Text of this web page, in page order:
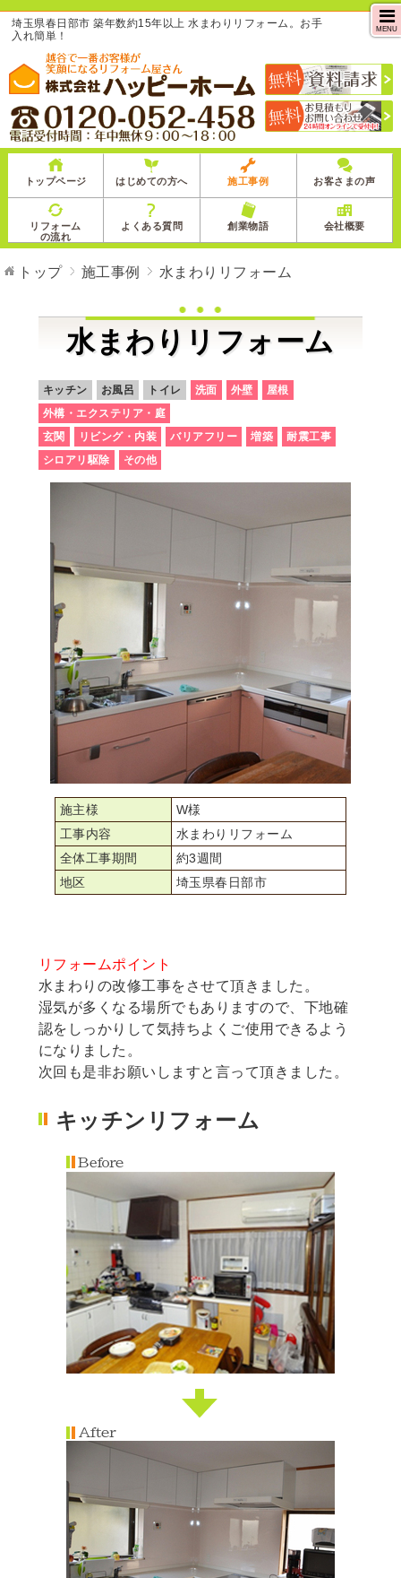
埼玉県春日部市 築年数約15年以上 水まわりリフォーム。お手
入れ簡単！
MENU
トップページ はじめての方へ 施工事例 お客さまの声
リフォーム
の流れ
よくある質問 創業物語 会社概要
トップ 施工事例 水まわりリフォーム
水まわりリフォーム
キッチン お風呂 トイレ 洗面 外壁
屋根
外構・エクステリア・庭
玄関
リビング・内装 バリアフリー 増築
耐震工事
シロアリ駆除
その他
施主様
W様
工事内容
水まわりリフォーム
全体工事期間
約3週間
地区
埼玉県春日部市
リフォームポイント
水まわりの改修工事をさせて頂きました。
湿気が多くなる場所でもありますので、下地確
認をしっかりして気持ちよくご使用できるよう
になりました。
次回も是非お願いしますと言って頂きました。
キッチンリフォーム